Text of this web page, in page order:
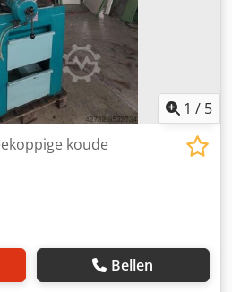
1 / 5
koude
Bellen